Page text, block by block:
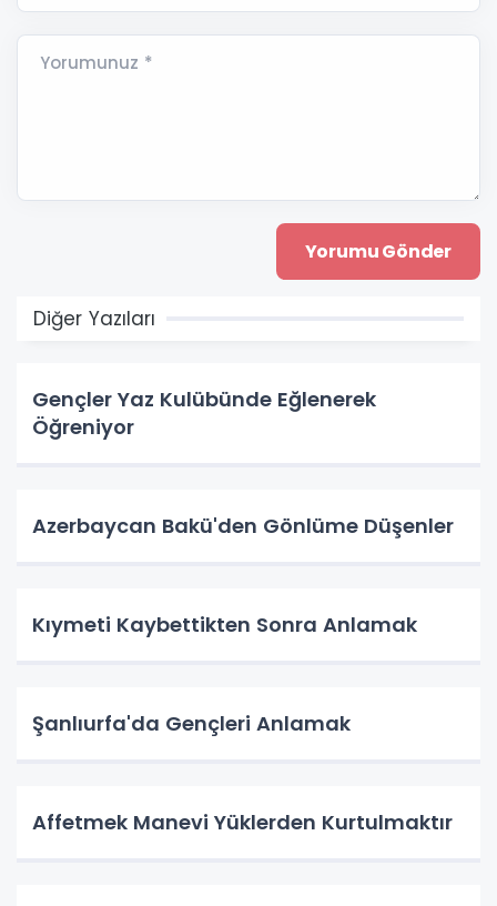
Yorumunuz *
Diğer Yazıları
Gençler Yaz Kulübünde Eğlenerek
Öğreniyor
Azerbaycan Bakü'den Gönlüme Düşenler
Kıymeti Kaybettikten Sonra Anlamak
Şanlıurfa'da Gençleri Anlamak
Affetmek Manevi Yüklerden Kurtulmaktır